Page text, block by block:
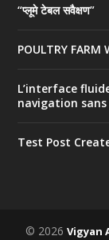
“प्लूमे टेबल सवैक्षण”
POULTRY FARM
L’interface
navigation sans
Test Post
© 2026 Vigyan